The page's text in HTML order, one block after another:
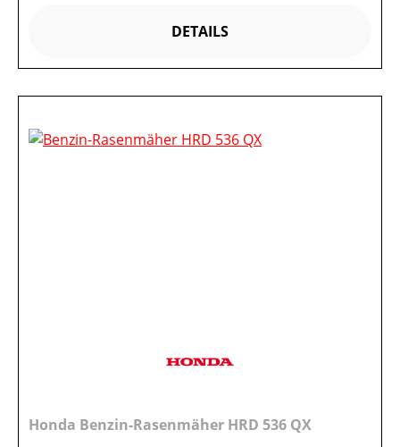
DETAILS
Honda Benzin-Rasenmäher HRD 536 QX